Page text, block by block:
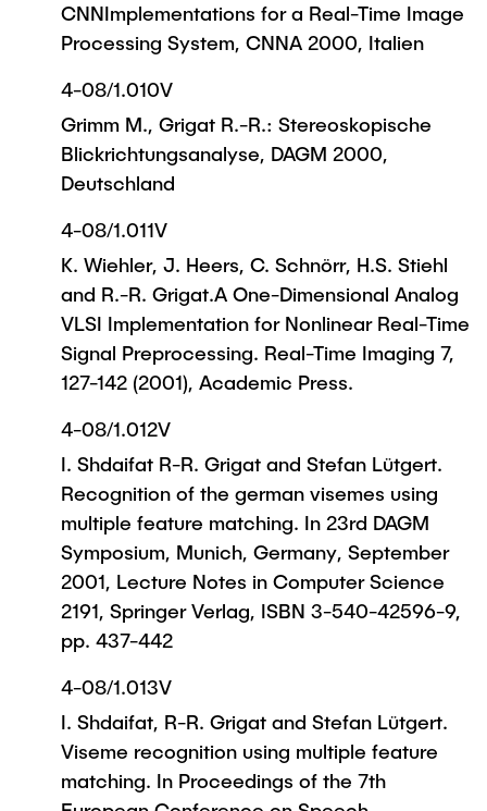
CNNImplementations for a Real-Time Image
Processing System, CNNA 2000, Italien
4-08/1.010V
Grimm M., Grigat R.-R.: Stereoskopische
Blickrichtungsanalyse, DAGM 2000,
Deutschland
4-08/1.011V
K. Wiehler, J. Heers, C. Schnörr, H.S. Stiehl
and R.-R. Grigat.A One-Dimensional Analog
VLSI Implementation for Nonlinear Real-Time
Signal Preprocessing. Real-Time Imaging 7,
127-142 (2001), Academic Press.
4-08/1.012V
I. Shdaifat R-R. Grigat and Stefan Lütgert.
Recognition of the german visemes using
multiple feature matching. In 23rd DAGM
Symposium, Munich, Germany, September
2001, Lecture Notes in Computer Science
2191, Springer Verlag, ISBN 3-540-42596-9,
pp. 437-442
4-08/1.013V
I. Shdaifat, R-R. Grigat and Stefan Lütgert.
Viseme recognition using multiple feature
matching. In Proceedings of the 7th